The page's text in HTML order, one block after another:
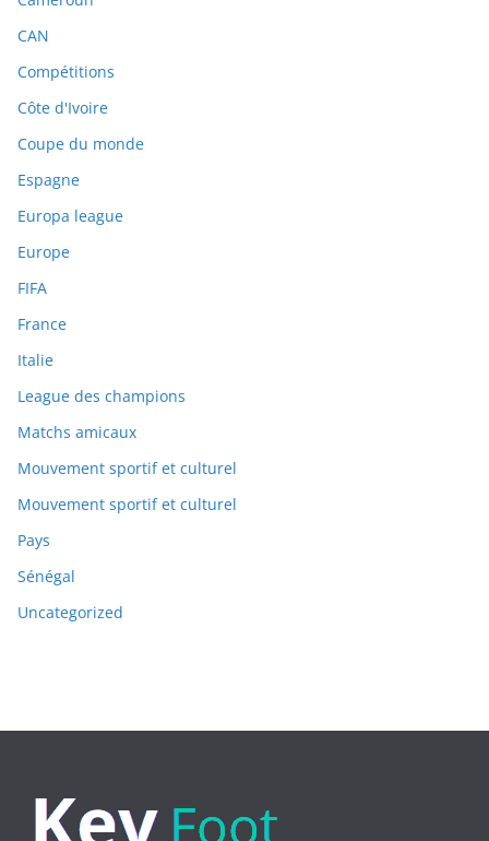
CAN
Compétitions
Côte d'Ivoire
Coupe du monde
Espagne
Europa league
Europe
FIFA
France
Italie
League des champions
Matchs amicaux
Mouvement sportif et culturel
Mouvement sportif et culturel
Pays
Sénégal
Uncategorized